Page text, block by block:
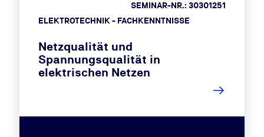
ELEKTROTECHNIK - FACHKENNTNISSE
SEMINAR-NR.: 30301251
Netzqualität und
Spannungsqualität in
elektrischen Netzen